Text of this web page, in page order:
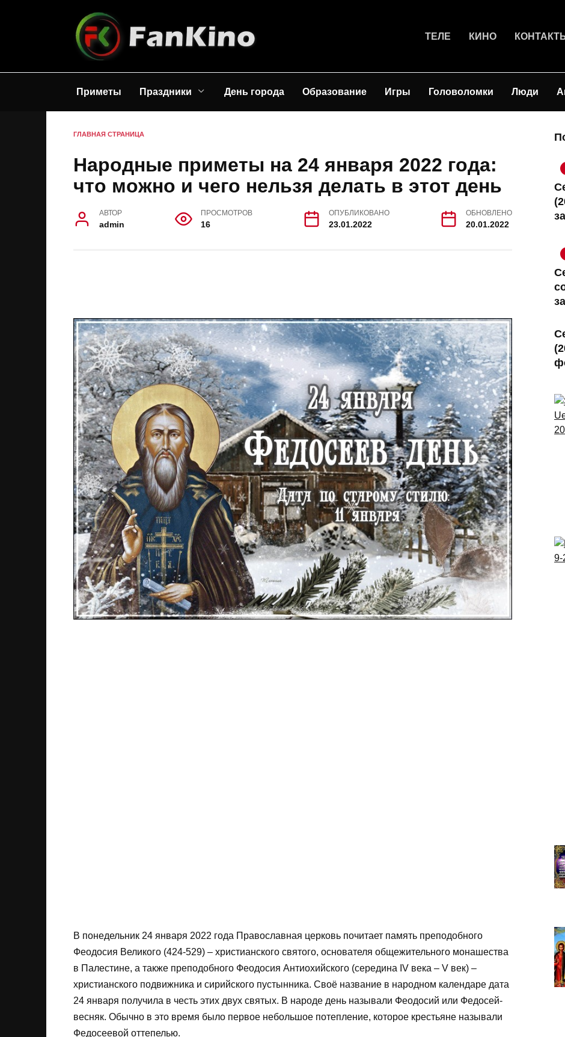
ТЕЛЕ КИНО
Приметы Праздники День города Образование Игры Головоломки Люди
ГЛАВНАЯ СТРАНИЦА
Народные приметы на 24 января 2022 года:
что можно и чего нельзя делать в этот день
АВТОР
admin
ПРОСМОТРОВ
16
ОПУБЛИКОВАНО
23.01.2022
ОБНОВЛЕНО
20.01.2022
В понедельник 24 января 2022 года Православная церковь почитает память преподобного
Феодосия Великого (424-529) – христианского святого, основателя общежительного монашества
в Палестине, а также преподобного Феодосия Антиохийского (середина IV века – V век) –
христианского подвижника и сирийского пустынника. Своё название в народном календаре дата
24 января получила в честь этих двух святых. В народе день называли Феодосий или Федосей-
весняк. Обычно в это время было первое небольшое потепление, которое крестьяне называли
Федосеевой оттепелью.